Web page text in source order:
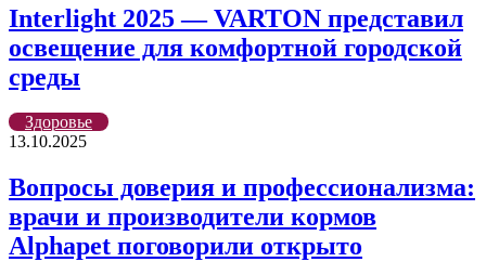
Interlight 2025 — VARTON представил
освещение для комфортной городской
среды
Здоровье
13.10.2025
Вопросы доверия и профессионализма:
врачи и производители кормов
Alphapet поговорили открыто